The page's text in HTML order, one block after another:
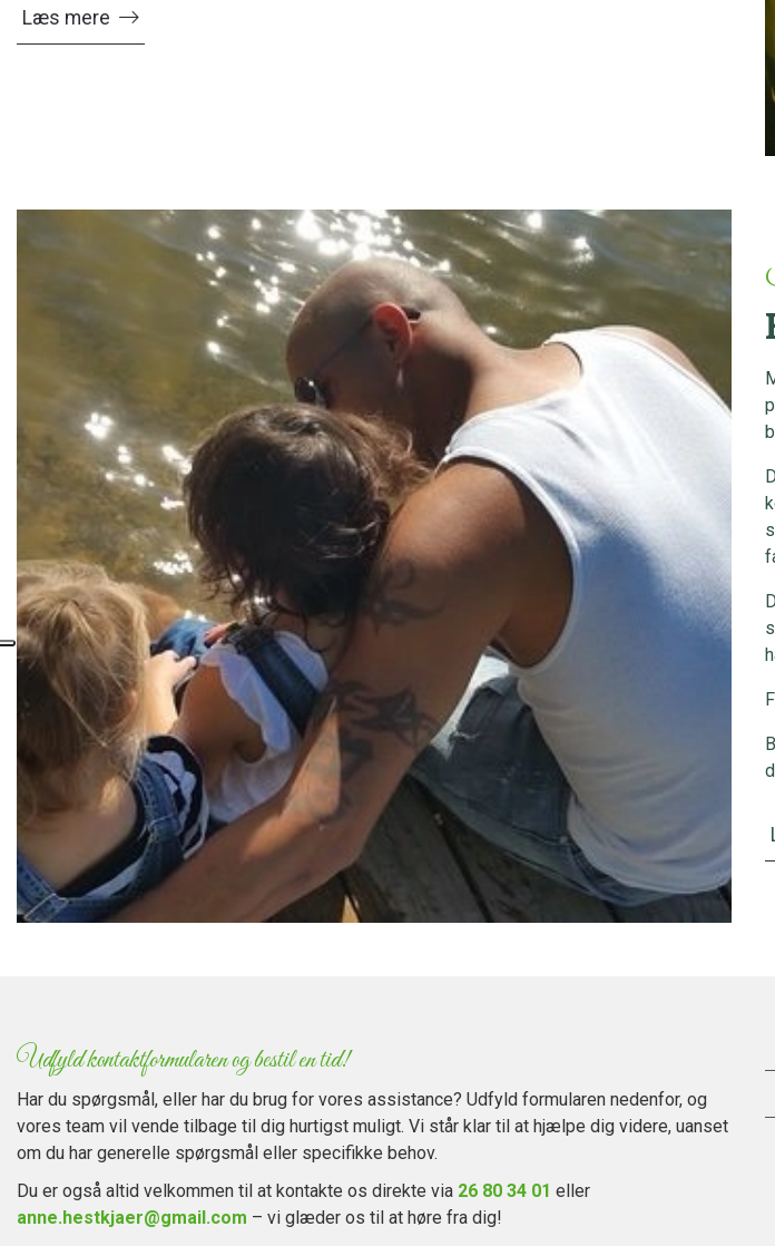
Læs mere
Udfyld kontaktformularen og bestil en tid!
Har du spørgsmål, eller har du brug for vores assistance? Udfyld formularen nedenfor, og
vores team vil vende tilbage til dig hurtigst muligt. Vi står klar til at hjælpe dig videre, uanset
om du har generelle spørgsmål eller specifikke behov.
Du er også altid velkommen til at kontakte os direkte via 26 80 34 01 eller
anne.hestkjaer@gmail.com – vi glæder os til at høre fra dig!